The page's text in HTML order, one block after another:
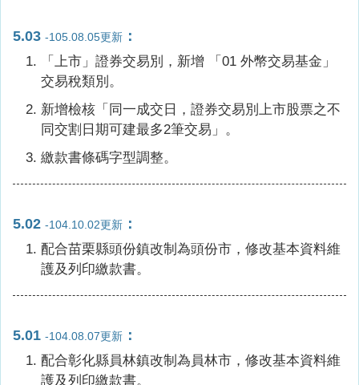
5.03 -105.08.05更新 ：
「上市」證券交易別，新增 「01 外幣交易基金」
交易稅類別。
新增檢核「同一成交日，證券交易別上市股票之不
同交割日期可建最多2筆交易」。
繳款書條碼字型調整。
5.02 -104.10.02更新 ：
配合苗栗縣頭份鎮改制為頭份市，修改基本資料維
護及列印繳款書。
5.01 -104.08.07更新 ：
配合彰化縣員林鎮改制為員林市，修改基本資料維
護及列印繳款書。